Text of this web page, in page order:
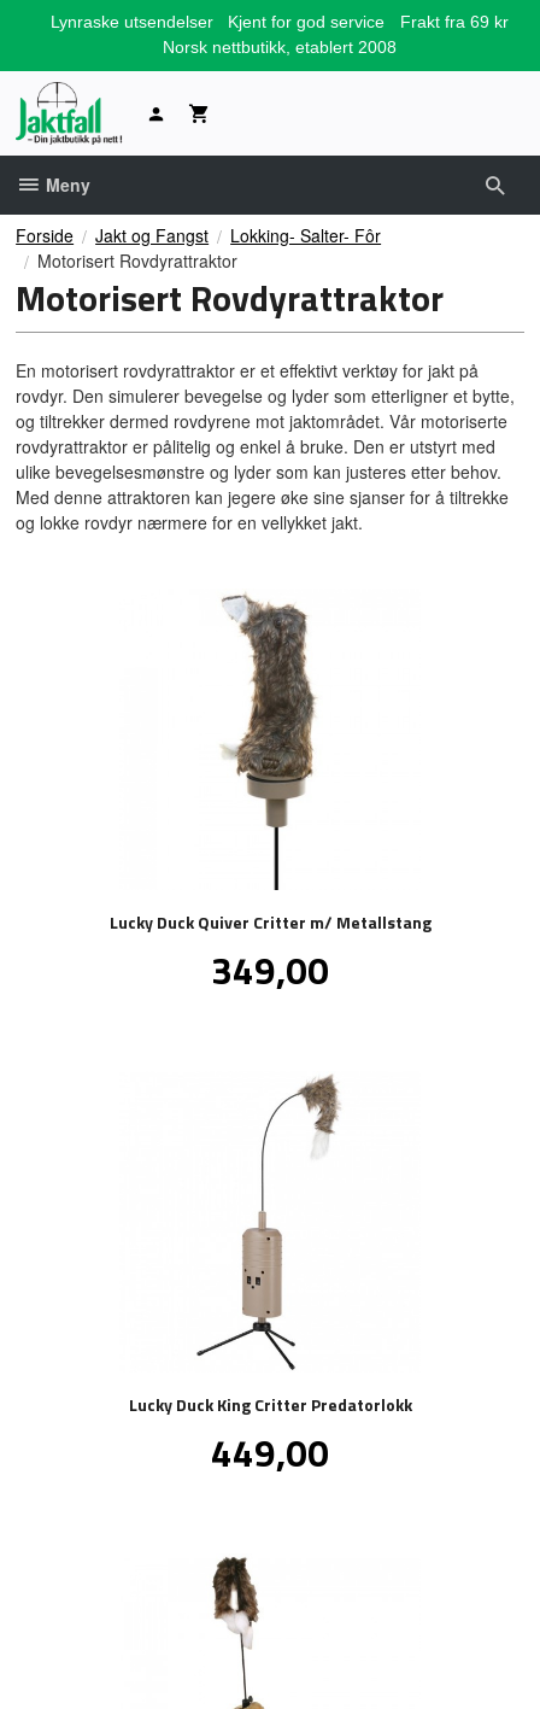
Lynraske utsendelser Kjent for god service
Frakt fra 69 kr
Norsk nettbutikk, etablert 2008
Meny
Forside Jakt og Fangst
Lokking- Salter- Fôr
Motorisert Rovdyrattraktor
Motorisert Rovdyrattraktor
En motorisert rovdyrattraktor er et effektivt verktøy for jakt på
rovdyr. Den simulerer bevegelse og lyder som etterligner et bytte,
og tiltrekker dermed rovdyrene mot jaktområdet. Vår motoriserte
rovdyrattraktor er pålitelig og enkel å bruke. Den er utstyrt med
ulike bevegelsesmønstre og lyder som kan justeres etter behov.
Med denne attraktoren kan jegere øke sine sjanser for å tiltrekke
og lokke rovdyr nærmere for en vellykket jakt.
Lucky Duck Quiver Critter m/ Metallstang
Pris
349,00
Lucky Duck King Critter Predatorlokk
Pris
449,00